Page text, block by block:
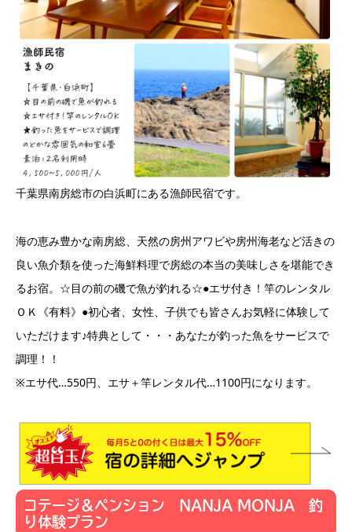
千葉県南房総市の白浜町にある漁師民宿です。
海の恵み豊かな南房総、天然の房州アワビや房州海老など活きの
良い魚介類を使った海鮮料理で房総の本当の美味しさを堪能でき
るお宿。☆目の前の磯で魚が釣れる☆●エサ付き！竿のレンタル
ＯＫ《有料》●初心者、女性、子供でも皆さんお気軽に体験して
いただけます♪特典として・・・あなたが釣った魚をサービスで
調理！！
※エサ代…550円、エサ＋竿レンタル代…1100円になります。
コテージ＆ペンション NANJA MONJA 釣
り体験プラン